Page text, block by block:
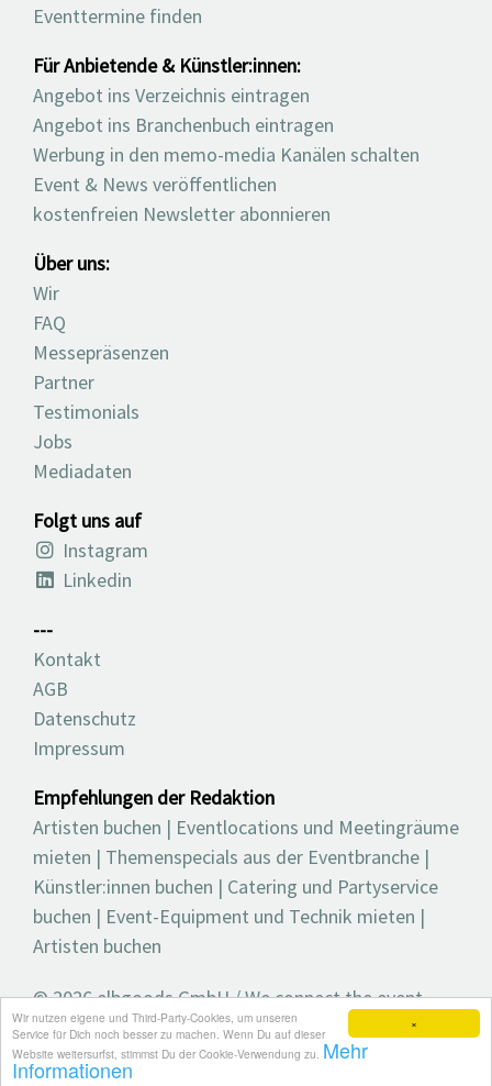
×
Wir nutzen eigene und Third-Party-Cookies, um unseren
Service für Dich noch besser zu machen. Wenn Du auf dieser
Website weitersurfst, stimmst Du der Cookie-Verwendung zu. Mehr
Informationen
Eventtermine finden
Für Anbietende & Künstler:innen:
Angebot ins Verzeichnis eintragen
Angebot ins Branchenbuch eintragen
Werbung in den memo-media Kanälen schalten
Event & News veröffentlichen
kostenfreien Newsletter abonnieren
Über uns:
Wir
FAQ
Messepräsenzen
Partner
Testimonials
Jobs
Mediadaten
Folgt uns auf
Instagram
Linkedin
---
Kontakt
AGB
Datenschutz
Impressum
Empfehlungen der Redaktion
Artisten buchen | Eventlocations und Meetingräume
mieten | Themenspecials aus der Eventbranche |
Künstler:innen buchen | Catering und Partyservice
buchen | Event-Equipment und Technik mieten |
Artisten buchen
© 2026 elbgoods GmbH / We connect the event
industry / Medienvielfalt für die Eventplanung /
Eventbranchenbuch, Blog, Magazin und mehr